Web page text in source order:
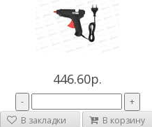
446.60р.
-
+
В закладки
В корзину